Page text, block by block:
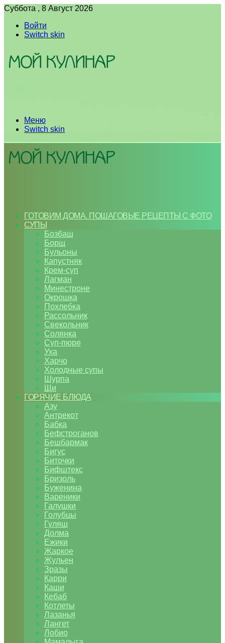
Суббота , 8 Август 2026
Войти
Switch skin
Меню
Switch skin
ГОТОВИМ ДОМА. ПОШАГОВЫЕ РЕЦЕПТЫ С ФОТО
СУПЫ
Бозбаш
Борщ
Бульоны
Капустняк
Крем-суп
Лагман
Минестроне
Окрошка
Похлебка
Рассольник
Свекольник
Солянка
Суп-пюре
Уха
Харчо
Холодные супы
Шурпа
Щи
ГОРЯЧИЕ БЛЮДА
Азу
Антрекот
Бабка
Бефстроганов
Бешбармак
Бигус
Биточки
Бифштекс
Бризоль
Буженина
Вареники
Галушки
Голубцы
Гуляш
Долма
Ежики
Жаркое
Жульен
Зразы
Карри
Каши
Кебаб
Котлеты
Лазанья
Лангет
Лобио